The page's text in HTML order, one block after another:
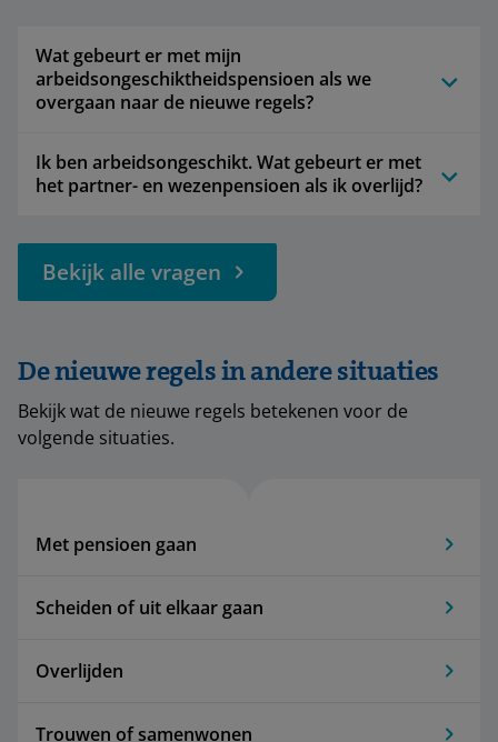
Wat gebeurt er met mijn
arbeidsongeschiktheidspensioen als we
overgaan naar de nieuwe regels?
Ik ben arbeidsongeschikt. Wat gebeurt er met
het partner- en wezenpensioen als ik overlijd?
Bekijk alle vragen
De nieuwe regels in andere situaties
Bekijk wat de nieuwe regels betekenen voor de
volgende situaties.
Met pensioen gaan
Scheiden of uit elkaar gaan
Overlijden
Trouwen of samenwonen